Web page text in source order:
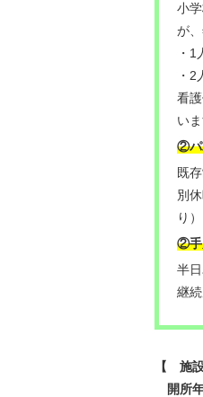
小
が
・
・
看
いま
②パ
既
別
り）
②手
半
継
【 施
開所